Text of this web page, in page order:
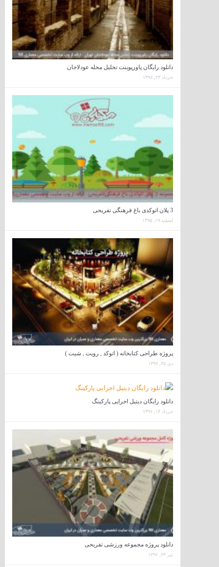
دانلود رایگان پاورپوینت تحلیل محله عودلاجان
خرداد ۲۳, ۱۳۹۶
3 پلان اتوکدی باغ فرهنگی تفریحی
اسفند ۱۹, ۱۳۹۵
پروژه طراحی کتابخانه ( اتوکد , رویت , شیت )
دی ۲۵, ۱۳۹۷
دانلود رایگان دیتیل اجرایی پارکینگ
خرداد ۱۴, ۱۳۹۶
دانلود پروژه مجموعه ورزشی تفریحی
تیر ۲۴, ۱۳۹۶